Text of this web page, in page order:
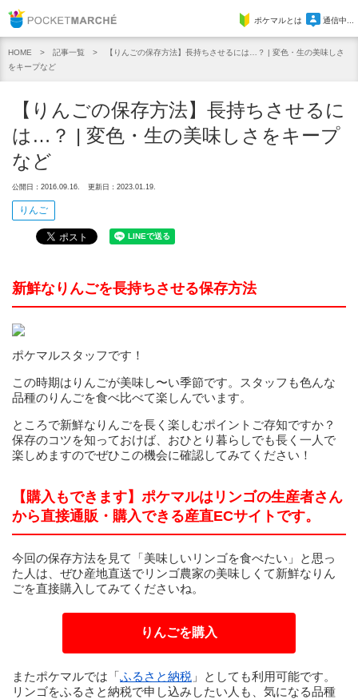
Pocket Marcheポケマルとは 通信中...
HOME 記事一覧
【りんごの保存方法】長持ちさせるには…？ | 変色・生の美味しさ
をキープなど
【りんごの保存方法】長持ちさせるに
は…？ | 変色・生の美味しさをキープ
など
公開日：2016.09.16. 更新日：2023.01.19.
りんご
新鮮なりんごを長持ちさせる保存方法
ポケマルスタッフです！
この時期はりんごが美味し〜い季節です。スタッフも色んな
品種のりんごを食べ比べて楽しんでいます。
ところで新鮮なりんごを長く楽しむポイントご存知ですか？
保存のコツを知っておけば、おひとり暮らしでも長く一人で
楽しめますのでぜひこの機会に確認してみてください！
【購入もできます】ポケマルはリンゴの生産者さん
から直接通販・購入できる産直ECサイトです。
今回の保存方法を見て「美味しいリンゴを食べたい」と思っ
た人は、ぜひ産地直送でリンゴ農家の美味しくて新鮮なりん
ごを直接購入してみてくださいね。
りんごを購入
またポケマルでは「ふるさと納税 」としても利用可能です。
リンゴをふるさと納税で申し込みしたい人も、気になる品種